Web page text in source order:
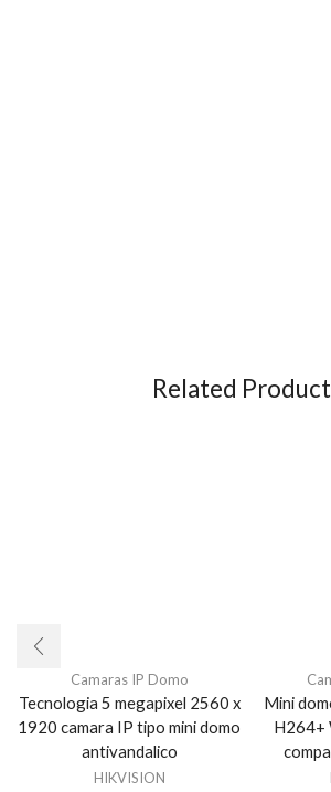
Related
Camaras IP Domo
Tecnologia 5 megapixel 2560 x
1920 camara IP tipo mini domo
antivandalico
HIKVISION
Mini
H264+